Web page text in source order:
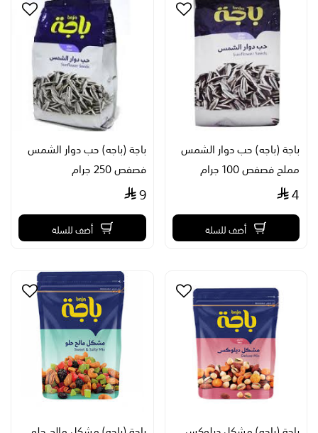
باجة (باجه) حب دوار الشمس
مملح فصفص 100 جرام
4
أضف للسلة
باجة (باجه) حب دوار الشمس
فصفص 250 جرام
9
أضف للسلة